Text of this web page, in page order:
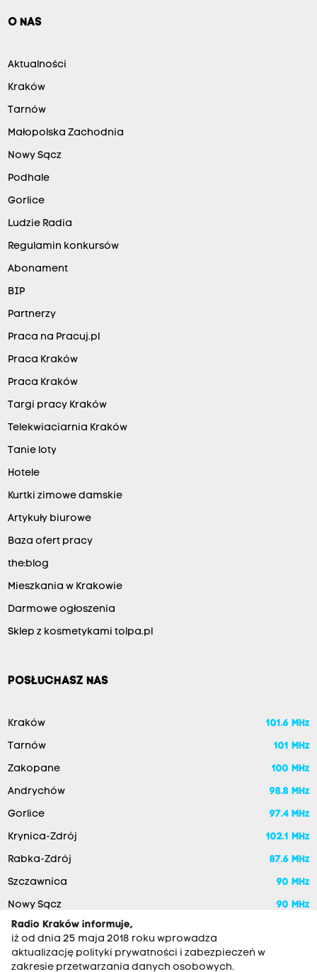
O NAS
Aktualności
Kraków
Tarnów
Małopolska Zachodnia
Nowy Sącz
Podhale
Gorlice
Ludzie Radia
Regulamin konkursów
Abonament
BIP
Partnerzy
Praca na Pracuj.pl
Praca Kraków
Praca Kraków
Targi pracy Kraków
Telekwiaciarnia Kraków
Tanie loty
Hotele
Kurtki zimowe damskie
Artykuły biurowe
Baza ofert pracy
the:blog
Mieszkania w Krakowie
Darmowe ogłoszenia
Sklep z kosmetykami tolpa.pl
POSŁUCHASZ NAS
Kraków 101.6 MHz
Tarnów 101 MHz
Zakopane 100 MHz
Andrychów 98.8 MHz
Gorlice 97.4 MHz
Krynica-Zdrój 102.1 MHz
Rabka-Zdrój 87.6 MHz
Szczawnica 90 MHz
Nowy Sącz
90 MHz
Radio Kraków informuje,
iż od dnia 25 maja 2018 roku wprowadza
aktualizację polityki prywatności i zabezpieczeń w
zakresie przetwarzania danych osobowych.